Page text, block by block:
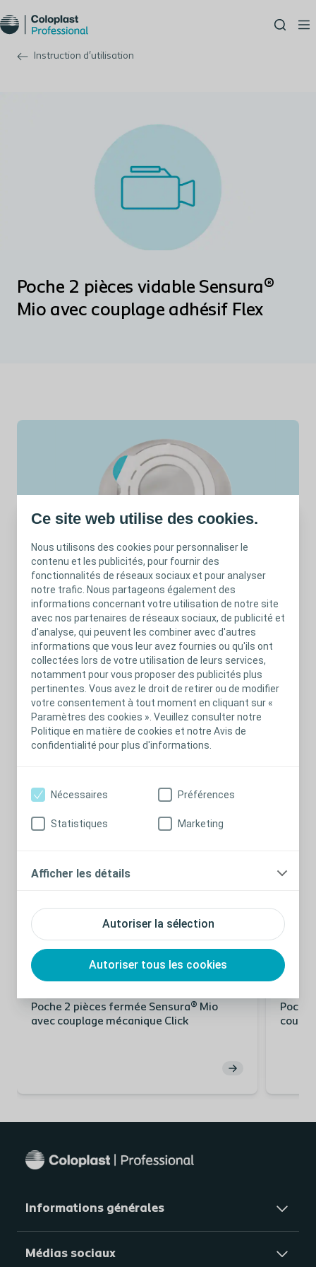
Ce site web utilise des cookies.
Nous utilisons des cookies pour personnaliser le
contenu et les publicités, pour fournir des
fonctionnalités de réseaux sociaux et pour analyser
notre trafic. Nous partageons également des
informations concernant votre utilisation de notre site
avec nos partenaires de réseaux sociaux, de publicité et
d'analyse, qui peuvent les combiner avec d'autres
informations que vous leur avez fournies ou qu'ils ont
collectées lors de votre utilisation de leurs services,
notamment pour vous proposer des publicités plus
pertinentes. Vous avez le droit de retirer ou de modifier
votre consentement à tout moment en cliquant sur «
Paramètres des cookies ». Veuillez consulter notre
Politique en matière de cookies et notre Avis de
confidentialité pour plus d'informations.
Autoriser la sélection
Autoriser tous les cookies
Nécessaires Préférences
Statistiques Marketing
Afficher les détails
Instruction d'utilisation
Poche 2 pièces vidable Sensura®
Mio avec couplage adhésif Flex
Poche 2 pièces vidable Sensura® Mio Flex /
Contenu associé
Stomie Guide d’utilisation
Poche 2 pièces fermée Sensura® Mio
avec couplage mécanique Click
Poche
Informations générales​
Médias sociaux